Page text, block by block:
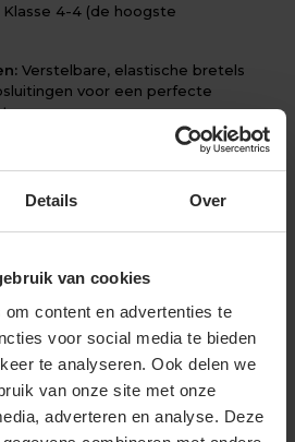
Details Over
van cookies
content en advertenties te
voor social media te bieden
te analyseren. Ook delen we
van onze site met onze
adverteren en analyse. Deze
4-4 (de hoogste
Verstelbare, elastische bretels
voor een perfecte
doorlopend voor- en
en rugstuk) voor extra
wind en opspattend water.
met drukknopen of
kleding.
onderzijde van de broekspijpen
drukknopen voor een goede
of veiligheidsschoenen.
zijn hoogwaardig getapet,
op de stiklijnen uitgesloten is.